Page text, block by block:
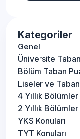
Kategoriler
Genel
Üniversite
Bölüm Taban
Liseler ve Taban
4 Yıllık Bölümler
2 Yıllık Bölümler
YKS Konuları
TYT Konuları